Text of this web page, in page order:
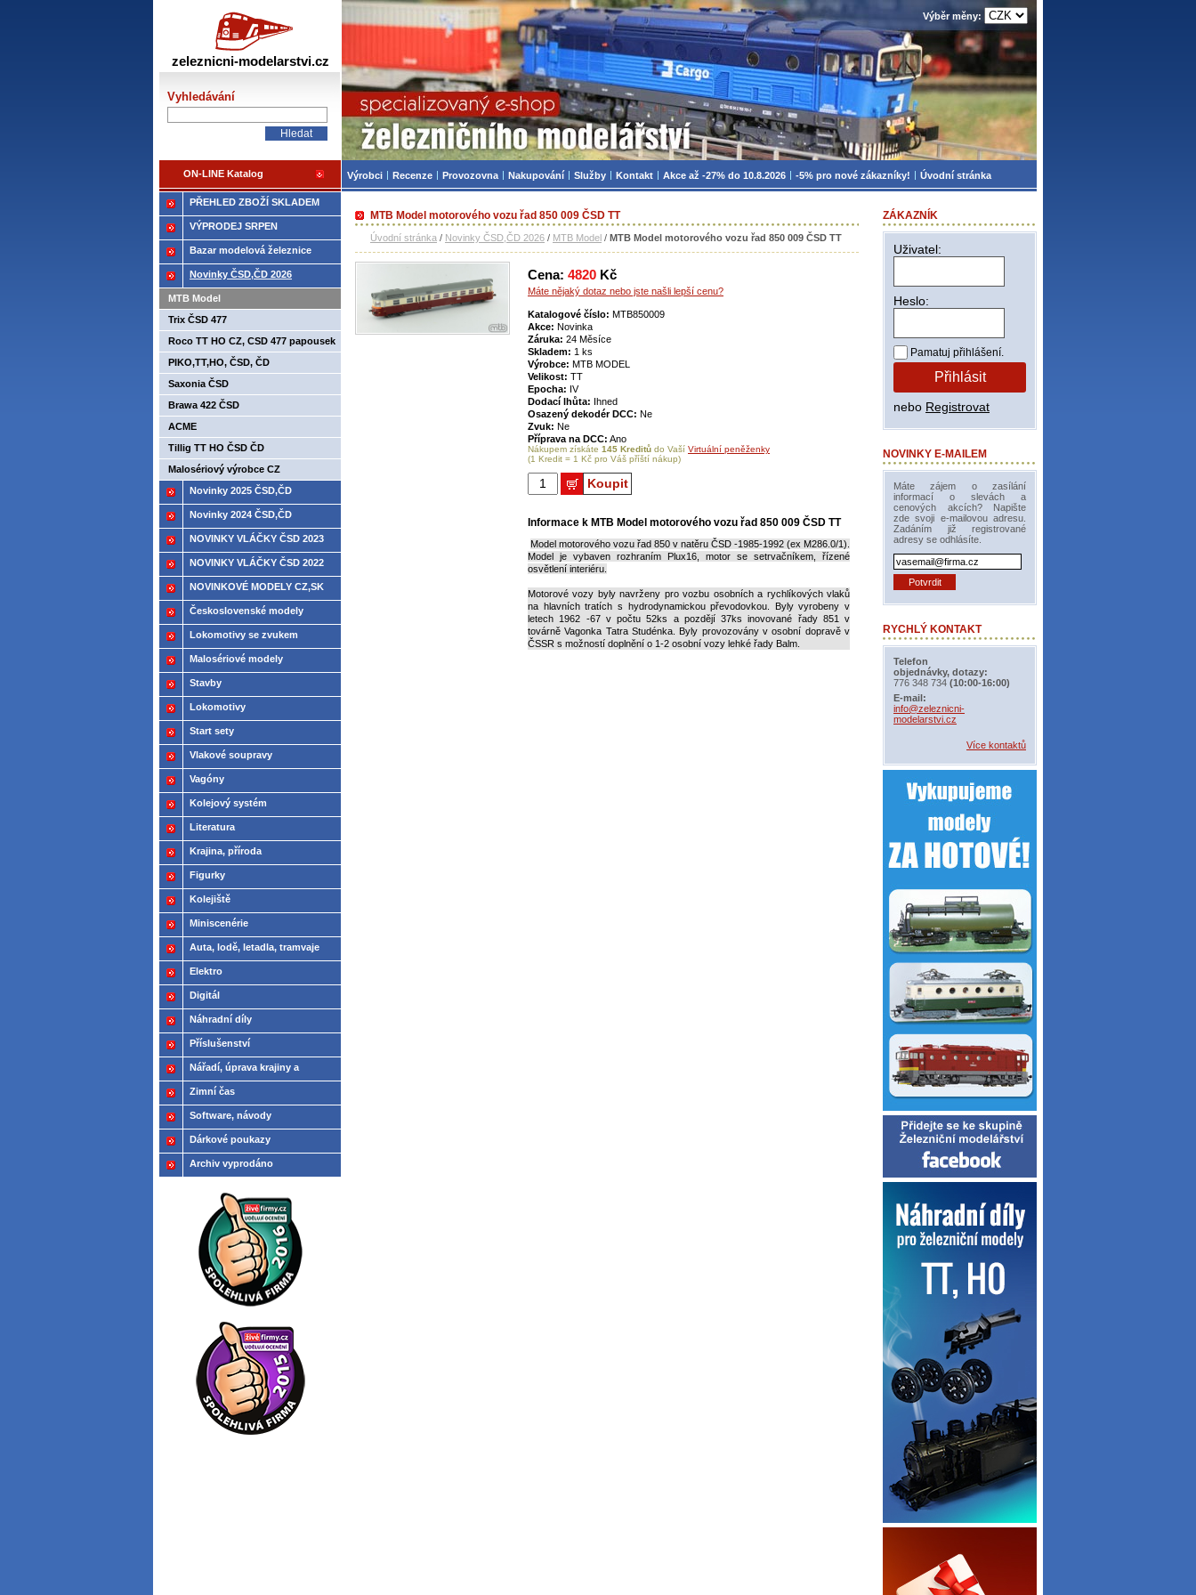
MTB Model motorového vozu řad 850 009 ČSD TT
Úvodní stránka / Novinky ČSD,ČD 2026 / MTB Model / MTB Model motorového vozu řad 850 009 ČSD TT
Cena: 4820 Kč
Máte nějaký dotaz nebo jste našli lepší cenu?
Katalogové číslo: MTB850009
Akce: Novinka
Záruka: 24 Měsíce
Skladem: 1 ks
Výrobce: MTB MODEL
Velikost: TT
Epocha: IV
Dodací lhůta: Ihned
Osazený dekodér DCC: Ne
Zvuk: Ne
Příprava na DCC: Ano
Nákupem získáte 145 Kreditů do Vaší Virtuální peněženky
(1 Kredit = 1 Kč pro Váš příští nákup)
Koupit
Informace k MTB Model motorového vozu řad 850 009 ČSD TT
Model motorového vozu řad 850 v natěru ČSD -1985-1992 (ex M286.0/1).
Model je vybaven rozhraním Plux16, motor se setrvačníkem, řízené
osvětlení interiéru.
Motorové vozy byly navrženy pro vozbu osobních a rychlíkových vlaků
na hlavních tratích s hydrodynamickou převodovkou. Byly vyrobeny v
letech 1962 -67 v počtu 52ks a pozdějí 37ks inovované řady 851 v
továrně Vagonka Tatra Studénka. Byly provozovány v osobní dopravě v
ČSSR s možností doplnění o 1-2 osobní vozy lehké řady Balm.
ZÁKAZNÍK
Uživatel:
Heslo:
Pamatuj přihlášení.
Přihlásit
nebo Registrovat
NOVINKY E-MAILEM
Máte zájem o zasílání
informací o slevách a
cenových akcích? Napište
zde svoji e-mailovou adresu.
Zadáním již registrované
adresy se odhlásíte.
RYCHLÝ KONTAKT
Telefon
objednávky, dotazy:
776 348 734 (10:00-16:00)
E-mail:
info@zeleznicni-
modelarstvi.cz
Více kontaktů
PŘEHLED ZBOŽÍ SKLADEM
VÝPRODEJ SRPEN
Bazar modelová železnice
Novinky ČSD,ČD 2026
MTB Model
Trix ČSD 477
Roco TT HO CZ, CSD 477 papousek
PIKO,TT,HO, ČSD, ČD
Saxonia ČSD
Brawa 422 ČSD
ACME
Tillig TT HO ČSD ČD
Malosériový výrobce CZ
Novinky 2025 ČSD,ČD
Novinky 2024 ČSD,ČD
NOVINKY VLÁČKY ČSD 2023
NOVINKY VLÁČKY ČSD 2022
NOVINKOVÉ MODELY CZ,SK
2021
Československé modely
ČSD,ČD
Lokomotivy se zvukem
Malosériové modely
Stavby
Lokomotivy
Start sety
Vlakové soupravy
Vagóny
Kolejový systém
Literatura
Krajina, příroda
Figurky
Kolejiště
Miniscenérie
Auta, lodě, letadla, tramvaje
Elektro
Digitál
Náhradní díly
Příslušenství
Nářadí, úprava krajiny a
modelů
Zimní čas
Software, návody
Dárkové poukazy
Archiv vyprodáno
zeleznicni-modelarstvi.cz
Vyhledávání
ON-LINE Katalog
Železniční modelářství, modely, TT, H0, mašinky
Výběr měny:
Výrobci Recenze Provozovna Nakupování Služby Kontakt Akce až -27% do 10.8.2026 -5% pro nové zákazníky! Úvodní stránka